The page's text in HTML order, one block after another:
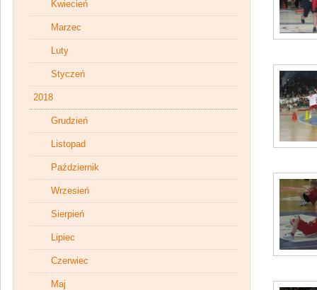
Kwiecień
Marzec
Luty
Styczeń
2018
Grudzień
Listopad
Październik
Wrzesień
Sierpień
Lipiec
Czerwiec
Maj